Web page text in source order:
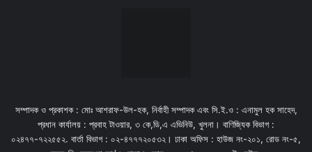
সম্পাদক ও প্রকাশক : মোঃ আশরাফ-উল-হক, নির্বাহী সম্পাদক এবং সি.ই.ও : এনামুল হক সাহেদ,
প্রধান কার্যালয় : প্রবাহ টাওয়ার, ৩ কে,ডি,এ এভিনিউ, খুলনা। বাণিজ্যিক বিভাগ :
০২৪৭৭-৭২২৫৫২. বার্তা বিভাগ : ০২-৪৭৭৭২০৫৩২। ঢাকা অফিস : হাউজ নং-২০১, রোড নং-৫,